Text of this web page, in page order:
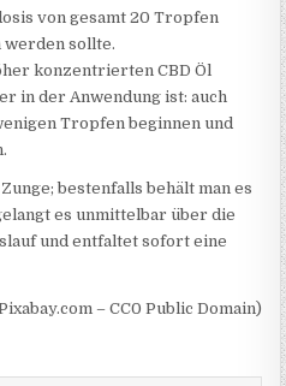
von gesamt 20 Tropfen
sollte.
konzentrierten CBD Öl
in der Anwendung ist: auch
Tropfen beginnen und
bestenfalls behält man es
es unmittelbar über die
und entfaltet sofort eine
– CC0 Public Domain)